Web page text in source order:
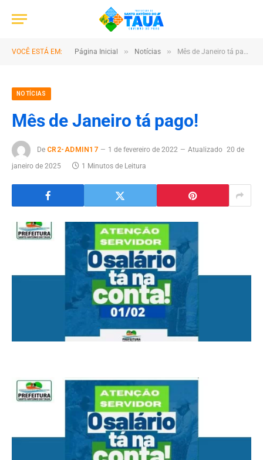
VOCÊ ESTÁ EM: Página Inicial » Notícias » Mês de Janeiro tá pago!
NOTÍCIAS
Mês de Janeiro tá pago!
De CR2-ADMIN17 1 de fevereiro de 2022 Atualizado 20 de
janeiro de 2025
1 Minutos de Leitura